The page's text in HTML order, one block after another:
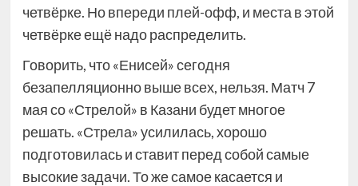
четвёрке. Но впереди плей-офф, и места в этой
четвёрке ещё надо распределить.
Говорить, что «Енисей» сегодня
безапелляционно выше всех, нельзя. Матч 7
мая со «Стрелой» в Казани будет многое
решать. «Стрела» усилилась, хорошо
подготовилась и ставит перед собой самые
высокие задачи. То же самое касается и